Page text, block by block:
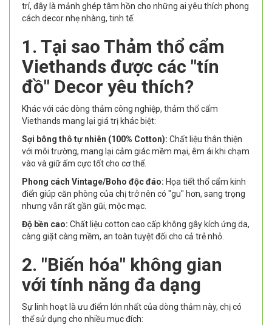
trí, đây là mảnh ghép tâm hồn cho những ai yêu thích phong
cách decor nhẹ nhàng, tinh tế.
1. Tại sao Thảm thổ cẩm
Viethands được các "tín
đồ" Decor yêu thích?
Khác với các dòng thảm công nghiệp, thảm thổ cẩm
Viethands mang lại giá trị khác biệt:
Sợi bông thô tự nhiên (100% Cotton): Chất liệu thân thiện
với môi trường, mang lại cảm giác mềm mại, êm ái khi chạm
vào và giữ ấm cực tốt cho cơ thể.
Phong cách Vintage/Boho độc đáo: Họa tiết thổ cẩm kinh
điển giúp căn phòng của chị trở nên có "gu" hơn, sang trọng
nhưng vẫn rất gần gũi, mộc mạc.
Độ bền cao: Chất liệu cotton cao cấp không gây kích ứng da,
càng giặt càng mềm, an toàn tuyệt đối cho cả trẻ nhỏ.
2. "Biến hóa" không gian
với tính năng đa dạng
Sự linh hoạt là ưu điểm lớn nhất của dòng thảm này, chị có
thể sử dụng cho nhiều mục đích: